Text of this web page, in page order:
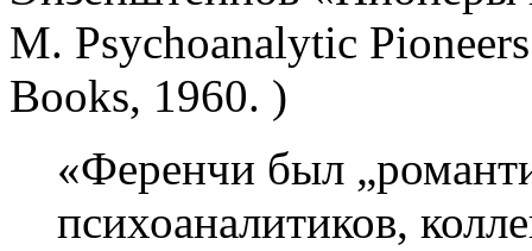
М. Psychoanalytic
Books, 1960. )
«Ференчи был
психоаналитиков,